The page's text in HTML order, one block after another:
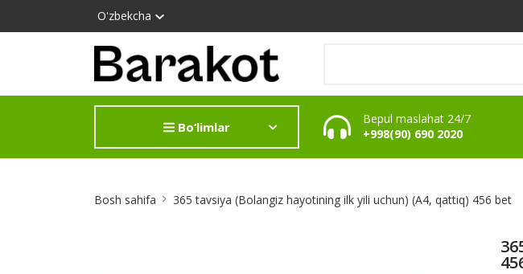
O'zbekcha
Bo‘limlar
Bepul maslahat 24/7
+998(90) 690 2020
Bosh sahifa 365 tavsiya (Bolangiz hayotining ilk yili uchun) (А4, qattiq) 456 bet